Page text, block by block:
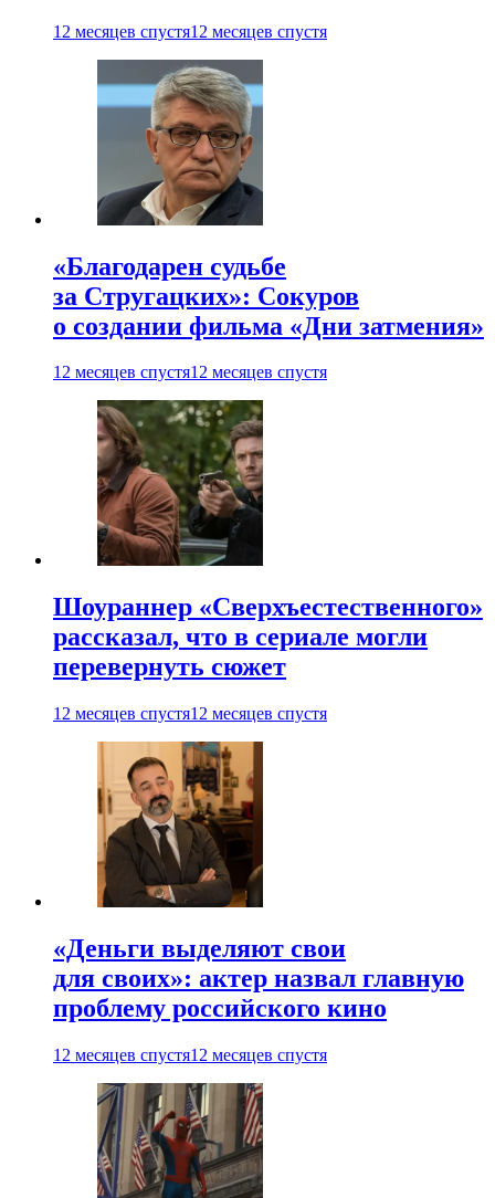
12 месяцев спустя12 месяцев спустя
«Благодарен судьбе
за Стругацких»: Сокуров
о создании фильма «Дни затмения»
12 месяцев спустя12 месяцев спустя
Шоураннер «Сверхъестественного»
рассказал, что в сериале могли
перевернуть сюжет
12 месяцев спустя12 месяцев спустя
«Деньги выделяют свои
для своих»: актер назвал главную
проблему российского кино
12 месяцев спустя12 месяцев спустя